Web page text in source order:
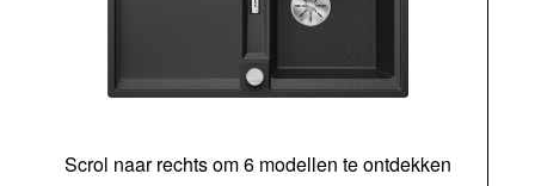
Scrol naar rechts om 6 modellen te ontdekken